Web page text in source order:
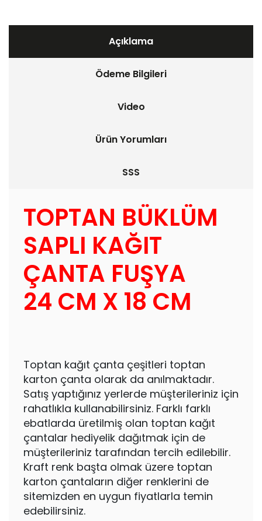
Açıklama
Ödeme Bilgileri
Video
Ürün Yorumları
SSS
TOPTAN BÜKLÜM
SAPLI KAĞIT
ÇANTA FUŞYA
24 CM X 18 CM
Toptan kağıt çanta çeşitleri toptan
karton çanta olarak da anılmaktadır.
Satış yaptığınız yerlerde müşterileriniz için
rahatlıkla kullanabilirsiniz. Farklı farklı
ebatlarda üretilmiş olan toptan kağıt
çantalar hediyelik dağıtmak için de
müşterileriniz tarafından tercih edilebilir.
Kraft renk başta olmak üzere toptan
karton çantaların diğer renklerini de
sitemizden en uygun fiyatlarla temin
edebilirsiniz.